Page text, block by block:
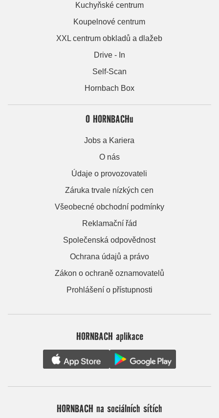
Kuchyňské centrum
Koupelnové centrum
XXL centrum obkladů a dlažeb
Drive - In
Self-Scan
Hornbach Box
O HORNBACHu
Jobs a Kariera
O nás
Údaje o provozovateli
Záruka trvale nízkých cen
Všeobecné obchodní podmínky
Reklamační řád
Společenská odpovědnost
Ochrana údajů a právo
Zákon o ochraně oznamovatelů
Prohlášení o přístupnosti
HORNBACH aplikace
HORNBACH na sociálních sítích